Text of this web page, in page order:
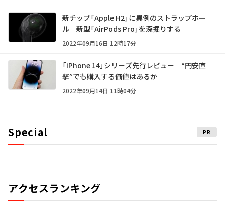
新チップ「Apple H2」に異例のストラップホー
ル 新型「AirPods Pro」を深掘りする
2022年09月16日 12時17分
「iPhone 14」シリーズ先行レビュー “円安直
撃”でも購入する価値はあるか
2022年09月14日 11時04分
Special PR
アクセスランキング